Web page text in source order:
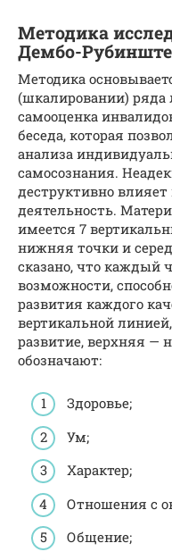
Методика
Дембо-
Методика
(шкалировании) ряда
самооценка
беседа, которая
анализа
самосознания.
деструктивно
деятельность.
имеется 7
нижняя точки и
сказано, что каждый
возможности,
развития каждого
вертикальной
развитие, верхняя —
обозначают:
Здоровье;
Ум;
Характер;
Отношения с
Общение;